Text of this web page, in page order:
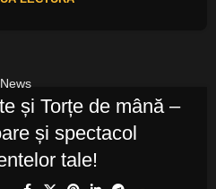
News
și Torțe de mână –
și spectacol
tale!